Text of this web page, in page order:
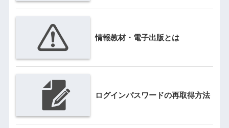
情報教材・電子出版とは
ログインパスワードの再取得方法